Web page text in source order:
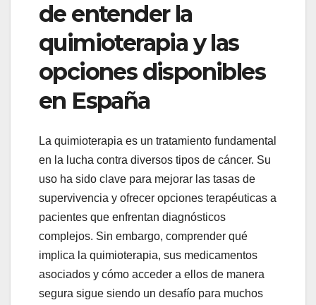
de entender la
quimioterapia y las
opciones disponibles
en España
La quimioterapia es un tratamiento fundamental
en la lucha contra diversos tipos de cáncer. Su
uso ha sido clave para mejorar las tasas de
supervivencia y ofrecer opciones terapéuticas a
pacientes que enfrentan diagnósticos
complejos. Sin embargo, comprender qué
implica la quimioterapia, sus medicamentos
asociados y cómo acceder a ellos de manera
segura sigue siendo un desafío para muchos